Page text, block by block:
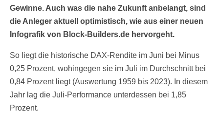
Gewinne. Auch was die nahe Zukunft anbelangt, sind
die Anleger aktuell optimistisch, wie aus einer neuen
Infografik von Block-Builders.de hervorgeht.
So liegt die historische DAX-Rendite im Juni bei Minus
0,25 Prozent, wohingegen sie im Juli im Durchschnitt bei
0,84 Prozent liegt (Auswertung 1959 bis 2023). In diesem
Jahr lag die Juli-Performance unterdessen bei 1,85
Prozent.